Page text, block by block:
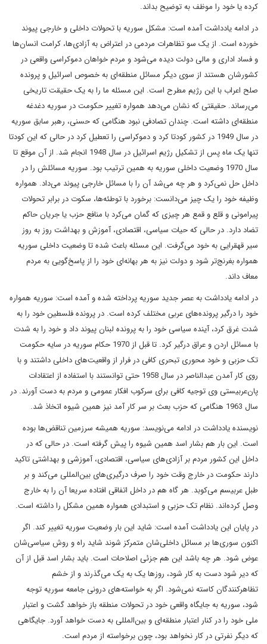
کرده یا خود را موظف به توضیح بداند.
در ادامه یادداشت آمده است: مشکل سوریه با تحولات داخلی و خارجی پیوند
خورده است. از یک سو تظاهرات مردمی در اعتراض به آزادی‌ها، کرامت انسان‌ها
و فساد اداری و مالی دولت دیده می‌شود و مردم خواهان دموکراسی واقعی در
کشورشان هستند از سوی دیگر مسائل منطقه‌ای به خصوص اسرائیل و پرونده
صلح اعراب با این رژیم مطرح است. این مسئله ما را به یک حقیقت تاریخی
می‌رساند. حقیقتی که نشان می‌دهد همواره تغییر حکومت در سوریه دغدغه
منطقه‌ای داشته است. چندان تصادفی نبود هنگامی که حسنی، رهبر سابق سوریه
در سال 1949 در کشور کودتا کرد و دموکراسی را تعطیل کرد در حالی که این کودتا
تنها یک ماه پس از تشکیل رژیم اسرائیل در سال 1948 انجام شد. از آن موقع تا
سال 1970 وضعیت داخلی سوریه به همین ترتیب بود. سوریه مسائلش را در
داخل حل نمی‌کرد و هر چه می‌شد آن را با مسائل خارجی پیوند می‌داد. همواره
وظیفه خود را یک چیز می‌دانست: برخورد با توطئه‌ها، سکوت در برابر تحولات
پیرامونی و قلع و قمع هر چیزی که گمان می‌کرد با منافع حزب یا جریان حاکم
تضاد دارد. در حالی که حیات سیاسی، اقتصادی، آموزش و بهداشت روز به روز
سیر قهقرایی به خود می‌گرفت. این مسئله باعث شده تا وضعیت داخلی سوریه
همواره بغرنج‌تر شود و دولت نیز به هر بهانه‌ای خود را از پاسخ‌گویی به مردم
معاف داند.
در ادامه یادداشت به عصر جدید سوریه پرداخته شده و آمده است: سوریه همواره
خود را درگیر پرونده‌های عربی مختلف کرده است. در پرونده فلسطین خود را به
شدت غرق کرد، آینده سیاسی خود را به پرونده لبنان پیوند داد و خود را به شدت
با مسائل اردن و عراق درگیر کرد. تا قبل از 1970 حکام سوریه در سایه حکومت
تک ‌حزبی و خود محوری تبحری کافی در فرار از واقعیت‌های داخلی داشتند و با
روی کار آمدن عبدالناصر در سال 1958 حتی توانستند با استفاده از اعتقادات
پان‌عربیستی وی توجیه کافی برای سرکوب افکار عمومی و مردم به دست آورند. در
سال 1963 هنگامی که حزب بعث بر سر کار آمد نیز همین شیوه اتخاذ شد.
نویسنده یادداشت در ادامه می‌نویسد: سوریه همیشه سرزمین تناقض‌ها بوده
است. این بار هم بشار اسد همین شیوه را پیش گرفته است. در حالی که در
داخل این کشور مردم بر آزادی‌های سیاسی، اقتصادی، آموزشی و بهداشتی تاکید
دارند حکومت در خارج وقت خود را صرف درگیری‌های بین‌المللی می‌کند و بر
طبل عربیسم می‌کوبد. هر گاه هم در داخل اتفاقی افتاده سریعا آن را به خارج
وصل کرده‌اند. نظام تک حزبی و استبدادی همواره همین مشکل را داشته است.
در پایان این یادداشت آمده است: شاید این بار وضعیت سوریه تغییر کند. اگر
اکنون سوری‌ها بر مسائل داخلی‌شان متمرکز شوند شاید راه و روش سیاسی‌شان
عوض شود. هر چه باشد این هم جزئی اصلاحات است. باید بشار اسد قبل از آن
که دیر شود دست به کار شود، روزها یک به یک می‌گذرند و از خشم
تظاهرکنندگان کاسته نمی‌شود. اگر به خواسته‌های درونی جامعه سوریه توجه
شود، سوریه به جایگاه واقعی خود در تحولات منطقه باز خواهد گشت و اعتبار
ملی خود را در کنار اعتبار منطقه‌ای و بین‌المللی به دست خواهد آورد. جایگاهی
که دیگر نفرتی در کار نخواهد بود، چون برخواسته از مردم است.